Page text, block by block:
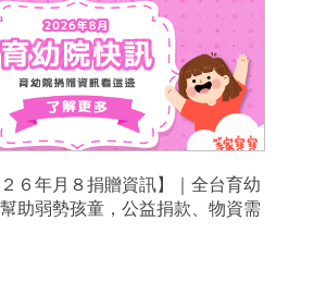
２６年月８捐贈資訊】｜全台育幼
助弱勢孩童，公益捐款、物資需